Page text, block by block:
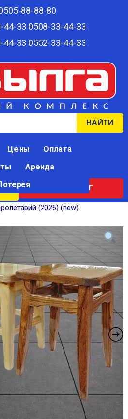
88-88-80‬
44-33 0508-33-44-33
44-33 0552-33-44-33
НАЙТИ
КАТАЛОГ
Цены
Оплата
Аренда
(2026) (new)